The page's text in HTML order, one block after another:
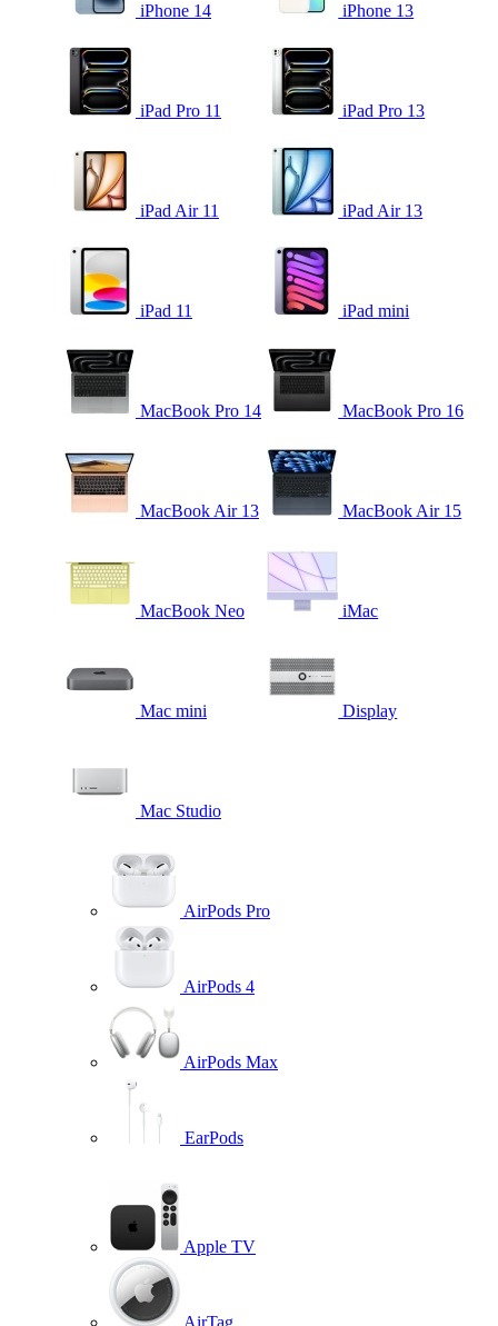
iPhone 14 iPhone 13
iPad Pro 11 iPad Pro 13
iPad Air 11 iPad Air 13
iPad 11 iPad mini
MacBook Pro 14 MacBook Pro 16
MacBook Air 13 MacBook Air 15
MacBook Neo iMac
Mac mini Display
Mac Studio
AirPods Pro
AirPods 4
AirPods Max
EarPods
Apple TV